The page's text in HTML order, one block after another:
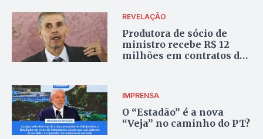
REVELAÇÃO
Produtora de sócio de
ministro recebe R$ 12
milhões em contratos de
IMPRENSA
O “Estadão” é a nova
“Veja” no caminho do PT?